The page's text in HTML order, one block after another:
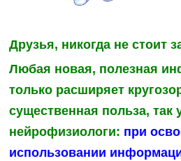
Друзья, никогда не стоит
Любая новая, полезная
только расширяет
существенная польза, так
нейрофизиологи: при
использовании